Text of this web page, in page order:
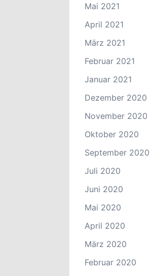
Mai 2021
April 2021
März 2021
Februar 2021
Januar 2021
Dezember 2020
November 2020
Oktober 2020
September 2020
Juli 2020
Juni 2020
Mai 2020
April 2020
März 2020
Februar 2020